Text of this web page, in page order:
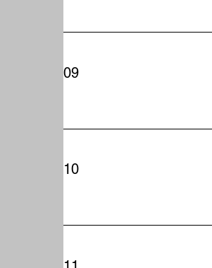
09
10